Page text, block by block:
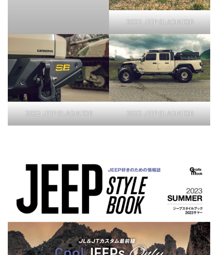
2022 JEEP GLADIATOR
2022 JEEP GLADIATOR 2022 JEEP GLADIATOR